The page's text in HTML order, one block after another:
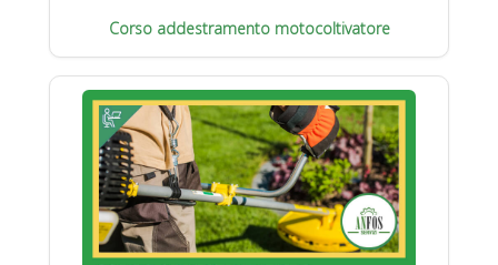
Corso addestramento motocoltivatore